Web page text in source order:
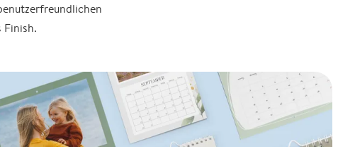
Finish.